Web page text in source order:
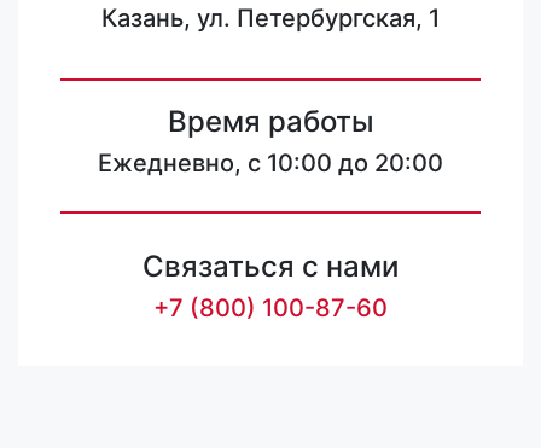
Казань, ул. Петербургская, 1
Время работы
Ежедневно, с 10:00 до 20:00
Связаться с нами
+7 (800) 100-87-60